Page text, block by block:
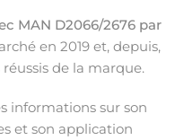
MAN D2066/2676 par
en 2019 et, depuis,
de la marque.
informations sur son
et son application